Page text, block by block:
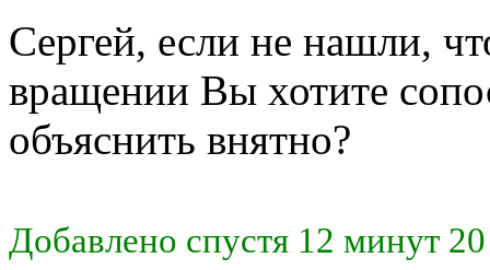
Сергей, если не нашли,
вращении Вы хотите
объяснить внятно?
Добавлено спустя 12 минут